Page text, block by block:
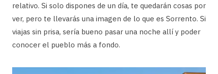
relativo. Si solo dispones de un día, te quedarán cosas por
ver, pero te llevarás una imagen de lo que es Sorrento. Si
viajas sin prisa, sería bueno pasar una noche allí y poder
conocer el pueblo más a fondo.